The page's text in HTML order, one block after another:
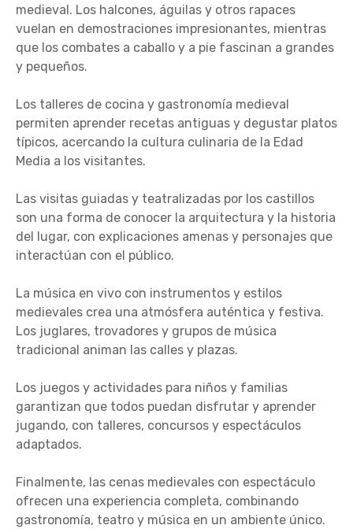
medieval. Los halcones, águilas y otros rapaces
vuelan en demostraciones impresionantes, mientras
que los combates a caballo y a pie fascinan a grandes
y pequeños.
Los talleres de cocina y gastronomía medieval
permiten aprender recetas antiguas y degustar platos
típicos, acercando la cultura culinaria de la Edad
Media a los visitantes.
Las visitas guiadas y teatralizadas por los castillos
son una forma de conocer la arquitectura y la historia
del lugar, con explicaciones amenas y personajes que
interactúan con el público.
La música en vivo con instrumentos y estilos
medievales crea una atmósfera auténtica y festiva.
Los juglares, trovadores y grupos de música
tradicional animan las calles y plazas.
Los juegos y actividades para niños y familias
garantizan que todos puedan disfrutar y aprender
jugando, con talleres, concursos y espectáculos
adaptados.
Finalmente, las cenas medievales con espectáculo
ofrecen una experiencia completa, combinando
gastronomía, teatro y música en un ambiente único.